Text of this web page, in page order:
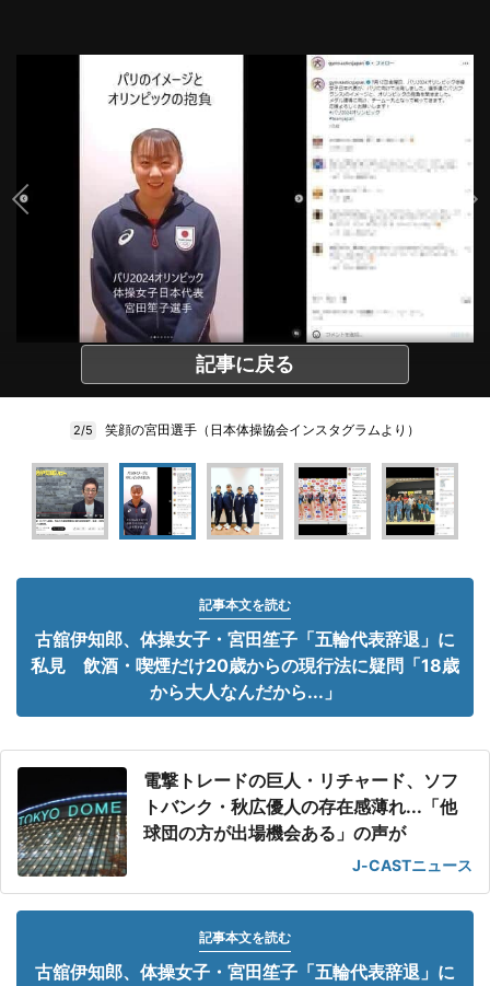
記事に戻る
2/5 笑顔の宮田選手（日本体操協会インスタグラムより）
記事本文を読む
古舘伊知郎、体操女子・宮田笙子「五輪代表辞退」に
私見 飲酒・喫煙だけ20歳からの現行法に疑問「18歳
から大人なんだから...」
電撃トレードの巨人・リチャード、ソフ
トバンク・秋広優人の存在感薄れ...「他
球団の方が出場機会ある」の声が
J-CASTニュース
記事本文を読む
古舘伊知郎、体操女子・宮田笙子「五輪代表辞退」に